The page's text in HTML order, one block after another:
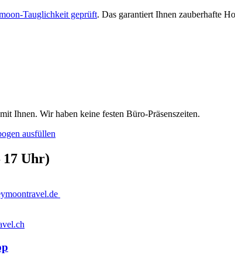
Tauglichkeit geprüft. Das garantiert Ihnen zauberhafte
Ihnen. Wir haben keine festen Büro-Präsenszeiten.
ausfüllen
17 Uhr)